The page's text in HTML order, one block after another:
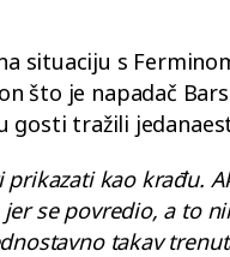
situaciju s
što je napadač
gosti tražili
prikazati kao krađu.
se povredio, a to
takav